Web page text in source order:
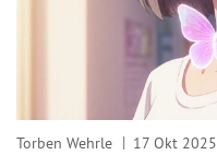
Torben Wehrle 17 Okt 2025